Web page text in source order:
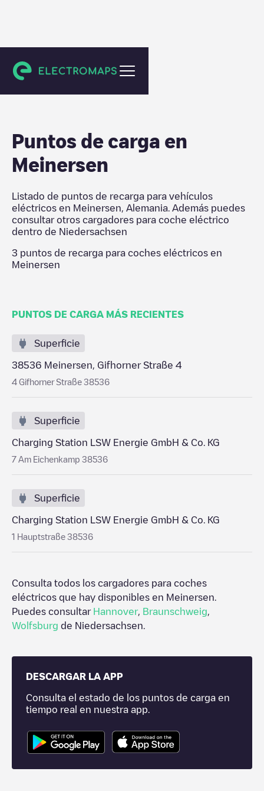
Niedersachsen
Puntos de carga en
Meinersen
Listado de puntos de recarga para vehículos
eléctricos en Meinersen Alemania . Además puedes
consultar otros cargadores para coche eléctrico
dentro de Niedersachsen
3 puntos de recarga para coches eléctricos en
Meinersen
PUNTOS DE CARGA MÁS RECIENTES
Superficie
38536 Meinersen, Gifhorner Straße 4
4 Gifhorner Straße 38536
Superficie
Charging Station LSW Energie GmbH & Co. KG
7 Am Eichenkamp 38536
Superficie
Charging Station LSW Energie GmbH & Co. KG
1 Hauptstraße 38536
Consulta todos los cargadores para coches
eléctricos que hay disponibles en Meinersen
Puedes consultar Hannover, Braunschweig
Wolfsburg de Niedersachsen
DESCARGAR LA APP
Consulta el estado de los puntos de carga en
tiempo real en nuestra app.